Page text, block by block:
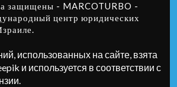
защищены - MARCOTURBO -
центр юридических
использованных на сайте, взята
и используется в соответствии с